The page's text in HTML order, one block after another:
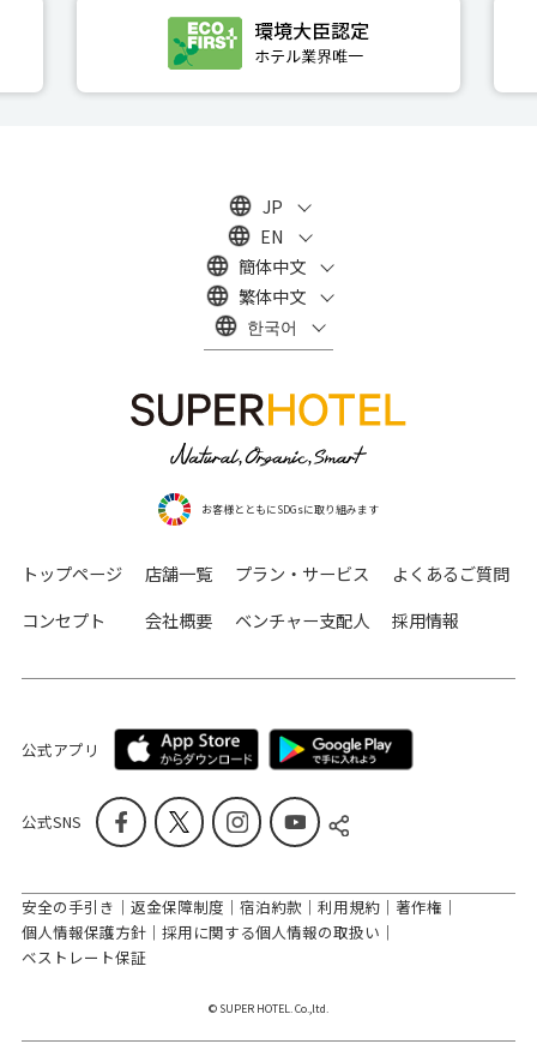
JP
EN
簡体中文
繁体中文
한국어
お客様とともにSDGsに取り組みます
トップページ 店舗一覧 プラン・サービス
よくあるご質問
コンセプト
会社概要 ベンチャー支配人 採用情報
公式アプリ
公式SNS
安全の手引き 返金保障制度 宿泊約款 利用規約
著作権
個人情報保護方針
採用に関する個人情報の取扱い
ベストレート保証
© SUPER HOTEL. Co.,ltd.